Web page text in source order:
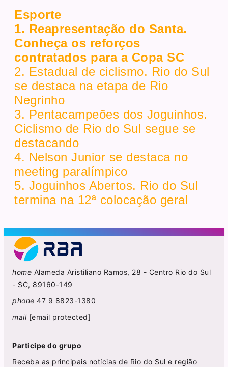
Esporte
1. Reapresentação do Santa.
Conheça os reforços
contratados para a Copa SC
2. Estadual de ciclismo. Rio do Sul
se destaca na etapa de Rio
Negrinho
3. Pentacampeões dos Joguinhos.
Ciclismo de Rio do Sul segue se
destacando
4. Nelson Junior se destaca no
meeting paralímpico
5. Joguinhos Abertos. Rio do Sul
termina na 12ª colocação geral
home Alameda Aristiliano Ramos, 28 - Centro Rio do Sul
- SC, 89160-149
phone 47 9 8823-1380
mail [email protected]
Participe do grupo
Receba as principais notícias de Rio do Sul e região